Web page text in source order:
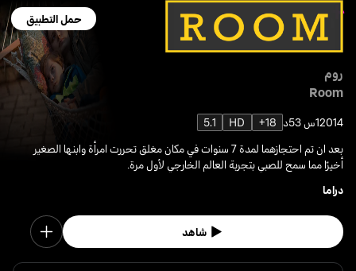
حمل التطبيق
روم
Room
20141س 53د 18+
HD
5.1
بعد ان تم احتجازهما لمدة 7 سنوات في مكان مغلق تحررت امرأة وابنها الصغير
أخيرًا مما سمح للصبي بتجربة العالم الخارجي لأول مرة.
دراما
شاهد